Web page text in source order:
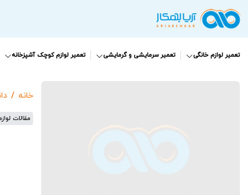
تعمیر لوازم خانگی تعمیر سرمایشی و گرمایشی تعمیر لوازم کوچک آشپزخانه
خانه
مقالات